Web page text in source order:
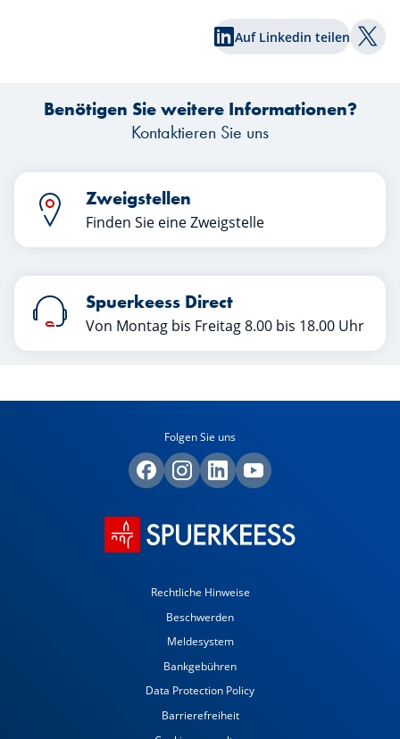
Auf Linkedin teilen Auf
Benötigen Sie weitere Informationen?
Kontaktieren Sie uns
Zweigstellen
Finden Sie eine Zweigstelle
Spuerkeess Direct
Von Montag bis Freitag 8.00 bis 18.00 Uhr
Folgen Sie uns
Rechtliche Hinweise
Beschwerden
Meldesystem
Bankgebühren
Data Protection Policy
Barrierefreiheit